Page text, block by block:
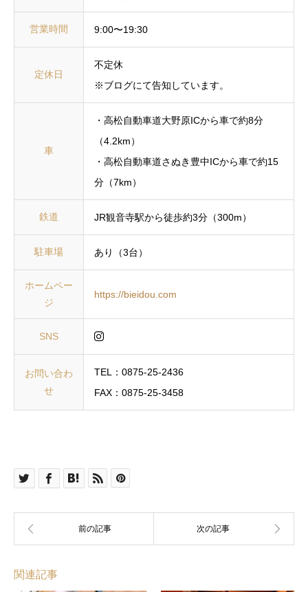
営業時間 9:00〜19:30
定休日
不定休
※ブログにて告知しています。
車
・高松自動車道大野原ICから車で約8分
（4.2km）
・高松自動車道さぬき豊中ICから車で約15
分（7km）
鉄道 JR観音寺駅から徒歩約3分（300m）
駐車場 あり（3台）
ホームペー
ジ
https://bieidou.com
SNS
お問い合わ
せ
TEL：0875-25-2436
FAX：0875-25-3458
関連記事